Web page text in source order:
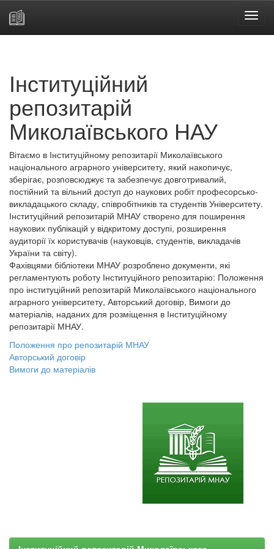
Інституційний
репозитарій
Миколаївського НАУ
Вітаємо в Інституційному репозитарії Миколаївського
національного аграрного університету, який накопичує,
зберігає, розповсюджує та забезпечує довготривалий,
постійний та вільний доступ до наукових робіт професорсько-
викладацького складу, співробітників та студентів Університету.
Інституційний репозитарій МНАУ створено для поширення
наукових публікацій у відкритому доступі, розширення
аудиторії їх користувачів (науковців, студентів, викладачів
України та світу).
Фахівцями бібліотеки МНАУ розроблено документи, які
регламентують роботу Інституційного репозитарію: Положення
про інституційний репозитарій Миколаївського національного
аграрного університету, Авторський договір, Вимоги до
матеріалів, наданих для розміщення в Інституційному
репозитарії МНАУ.
Положення про репозитарій МНАУ
Авторський договір
Вимоги до матеріалів